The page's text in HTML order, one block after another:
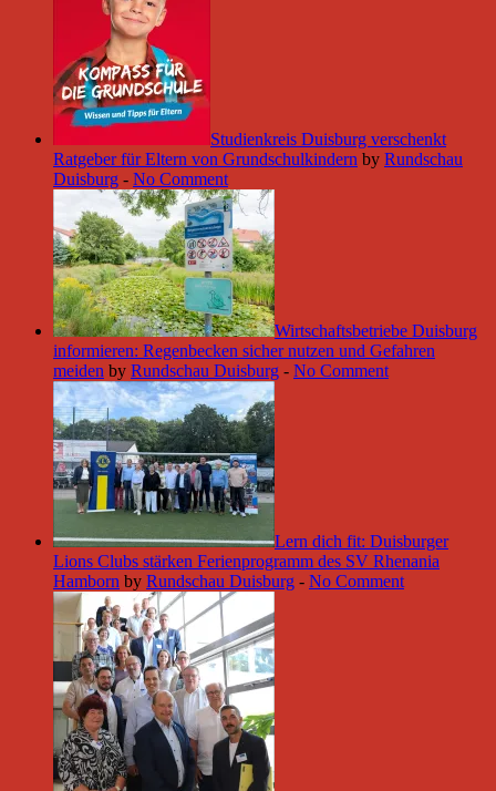
Studienkreis Duisburg verschenkt
Ratgeber für Eltern von Grundschulkindern by Rundschau
Duisburg - No Comment
Wirtschaftsbetriebe Duisburg
informieren: Regenbecken sicher nutzen und Gefahren
meiden by Rundschau Duisburg - No Comment
Lern dich fit: Duisburger
Lions Clubs stärken Ferienprogramm des SV Rhenania
Hamborn by Rundschau Duisburg - No Comment